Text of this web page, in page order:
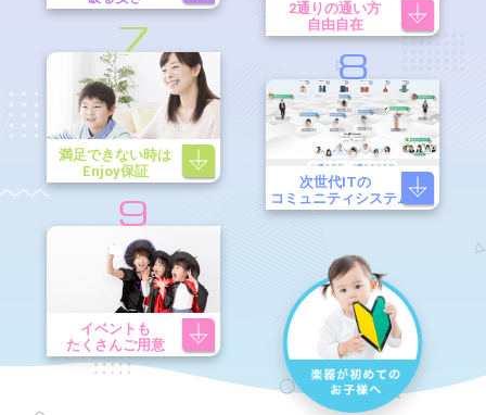
2通りの通い方
自由自在
7
満足できない時は
Enjoy保証
8
次世代ITの
コミュニティシステム
9
イベントも
たくさんご用意